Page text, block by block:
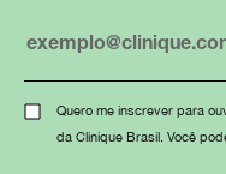
Quero me inscrever para
da Clinique Brasil. Você